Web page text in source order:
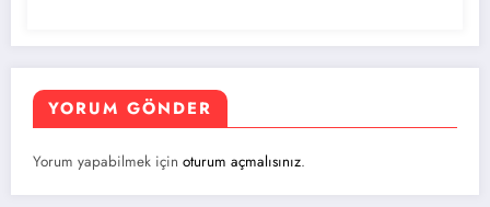
YORUM GÖNDER
Yorum yapabilmek için oturum açmalısınız.